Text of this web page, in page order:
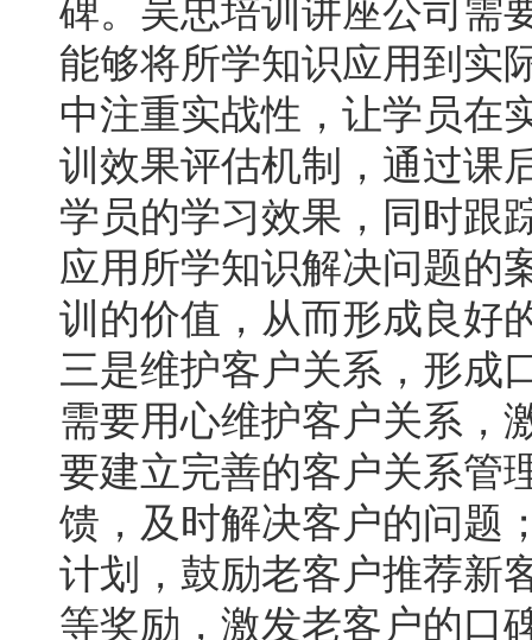
能够将所学知识应用到实
中注重实战性，让学员在
训效果评估机制，通过课
学员的学习效果，同时跟
应用所学知识解决问题的
训的价值，从而形成良好
三是维护客户关系，形成
需要用心维护客户关系，
要建立完善的客户关系管
馈，及时解决客户的问题
计划，鼓励老客户推荐新
等奖励，激发老客户的口